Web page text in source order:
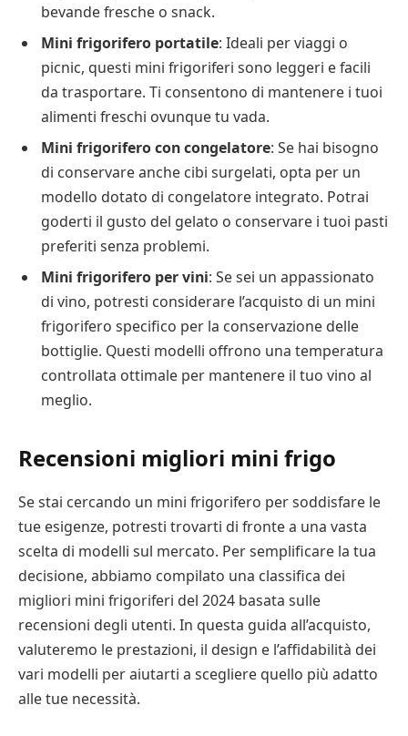
bevande fresche o snack.
Mini frigorifero portatile: Ideali per viaggi o
picnic, questi mini frigoriferi sono leggeri e facili
da trasportare. Ti consentono di mantenere i tuoi
alimenti freschi ovunque tu vada.
Mini frigorifero con congelatore: Se hai bisogno
di conservare anche cibi surgelati, opta per un
modello dotato di congelatore integrato. Potrai
goderti il gusto del gelato o conservare i tuoi pasti
preferiti senza problemi.
Mini frigorifero per vini: Se sei un appassionato
di vino, potresti considerare l’acquisto di un mini
frigorifero specifico per la conservazione delle
bottiglie. Questi modelli offrono una temperatura
controllata ottimale per mantenere il tuo vino al
meglio.
Recensioni migliori mini frigo
Se stai cercando un mini frigorifero per soddisfare le
tue esigenze, potresti trovarti di fronte a una vasta
scelta di modelli sul mercato. Per semplificare la tua
decisione, abbiamo compilato una classifica dei
migliori mini frigoriferi del 2024 basata sulle
recensioni degli utenti. In questa guida all’acquisto,
valuteremo le prestazioni, il design e l’affidabilità dei
vari modelli per aiutarti a scegliere quello più adatto
alle tue necessità.